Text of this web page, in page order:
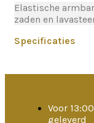
Elastische
zaden en
Specificaties
Voor
geleverd